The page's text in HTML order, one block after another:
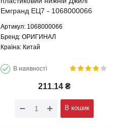
Емгранд ЕЦ7 - 1068000066
Артикул: 1068000066
Брeнд: ОРИГИНАЛ
Країна: Китай
В наявності
211.14₴
В кошик